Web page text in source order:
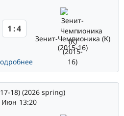
1 :4
Зенит-Чемпионика (К)
(2015-16)
18) (2026 spring)
Июн 13:20